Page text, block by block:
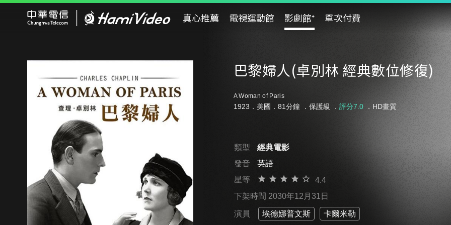
真心推薦 電視運動館 影劇館⁺ 單次付費
巴黎婦人(卓別林 經典數位修復)
A Woman of Paris
1923．美國．81分鐘 ． 保護級 ． 評分7.0．HD畫質
類型
經典電影
發音
英語
星等
4.4
下架時間 2030年12月31日
演員 埃德娜普文斯 卡爾米勒